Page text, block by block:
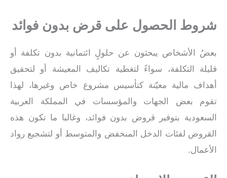
شروط الحصول على قرض بدون فوائد
بعضُ الأشخاص يبحثون عن حلولٍ ائتمانية بدون تكلفة أو
قليلة التكلفة، سواءً لتغطية تكاليف المعيشة أو لتحقيق
أهداف مالية معيّنة كتأسيس مشروع خاص وغيرها، لهذا
تقوم بعض الجهات والمؤسسات في المملكة العربية
السعودية بتوفير قروض بدون فوائد، وغالبا ما تكون هذه
القروض لفئات الدخل المنخفض والمتوسط أو لتشجيع رواد
الأعمال.